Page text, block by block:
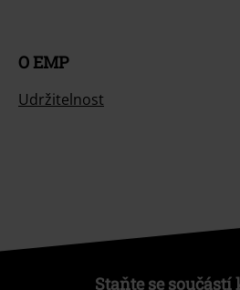
Objednejte si dárkový poukaz